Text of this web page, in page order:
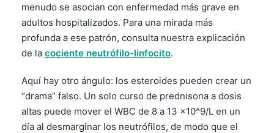
menudo se asocian con enfermedad más grave en
adultos hospitalizados. Para una mirada más
profunda a ese patrón, consulta nuestra explicación
de la cociente neutrófilo-linfocito.
Aquí hay otro ángulo: los esteroides pueden crear un
“drama” falso. Un solo curso de prednisona a dosis
altas puede mover el WBC de 8 a 13 x10^9/L en un
día al desmarginar los neutrófilos, de modo que el